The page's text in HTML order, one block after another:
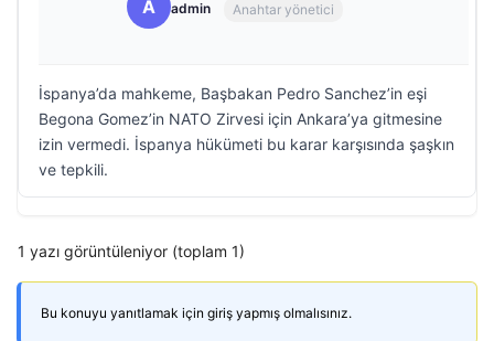
A admin Anahtar yönetici
İspanya’da mahkeme, Başbakan Pedro Sanchez’in eşi
Begona Gomez’in NATO Zirvesi için Ankara’ya gitmesine
izin vermedi. İspanya hükümeti bu karar karşısında şaşkın
ve tepkili.
1 yazı görüntüleniyor (toplam 1)
Bu konuyu yanıtlamak için giriş yapmış olmalısınız.